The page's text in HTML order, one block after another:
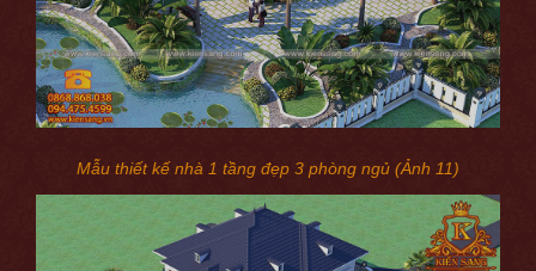
Mẫu thiết kế nhà 1 tầng đẹp 3 phòng ngủ (Ảnh 11)